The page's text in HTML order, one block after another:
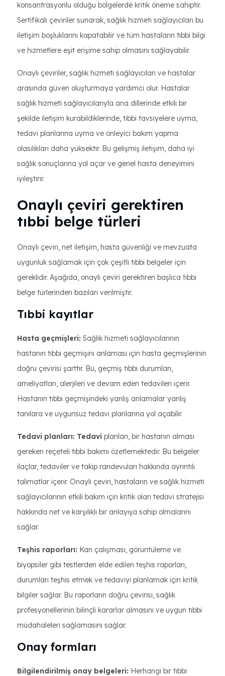
konsantrasyonlu olduğu bölgelerde kritik öneme sahiptir.
Sertifikalı çeviriler sunarak, sağlık hizmeti sağlayıcıları bu
iletişim boşluklarını kapatabilir ve tüm hastaların tıbbi bilgi
ve hizmetlere eşit erişime sahip olmasını sağlayabilir.
Onaylı çeviriler, sağlık hizmeti sağlayıcıları ve hastalar
arasında güven oluşturmaya yardımcı olur. Hastalar
sağlık hizmeti sağlayıcılarıyla ana dillerinde etkili bir
şekilde iletişim kurabildiklerinde, tıbbi tavsiyelere uyma,
tedavi planlarına uyma ve önleyici bakım yapma
olasılıkları daha yüksektir. Bu gelişmiş iletişim, daha iyi
sağlık sonuçlarına yol açar ve genel hasta deneyimini
iyileştirir.
Onaylı çeviri gerektiren
tıbbi belge türleri
Onaylı çeviri, net iletişim, hasta güvenliği ve mevzuata
uygunluk sağlamak için çok çeşitli tıbbi belgeler için
gereklidir. Aşağıda, onaylı çeviri gerektiren başlıca tıbbi
belge türlerinden bazıları verilmiştir.
Tıbbi kayıtlar
Hasta geçmişleri: Sağlık hizmeti sağlayıcılarının
hastanın tıbbi geçmişini anlaması için hasta geçmişlerinin
doğru çevirisi şarttır. Bu, geçmiş tıbbi durumları,
ameliyatları, alerjileri ve devam eden tedavileri içerir.
Hastanın tıbbi geçmişindeki yanlış anlamalar yanlış
tanılara ve uygunsuz tedavi planlarına yol açabilir.
Tedavi planları: Tedavi planları, bir hastanın alması
gereken reçeteli tıbbi bakımı özetlemektedir. Bu belgeler
ilaçlar, tedaviler ve takip randevuları hakkında ayrıntılı
talimatlar içerir. Onaylı çeviri, hastaların ve sağlık hizmeti
sağlayıcılarının etkili bakım için kritik olan tedavi stratejisi
hakkında net ve karşılıklı bir anlayışa sahip olmalarını
sağlar.
Teşhis raporları: Kan çalışması, görüntüleme ve
biyopsiler gibi testlerden elde edilen teşhis raporları,
durumları teşhis etmek ve tedaviyi planlamak için kritik
bilgiler sağlar. Bu raporların doğru çevirisi, sağlık
profesyonellerinin bilinçli kararlar almasını ve uygun tıbbi
müdahaleleri sağlamasını sağlar.
Onay formları
Bilgilendirilmiş onay belgeleri: Herhangi bir tıbbi